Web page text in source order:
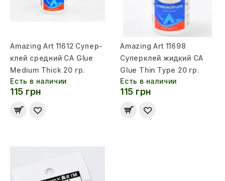
Amazing Art 11612 Супер-
клей средний CA Glue
Medium Thick 20 гр.
Есть в наличии
115 грн
Amazing Art 11698
Суперклей жидкий CA
Glue Thin Type 20 гр.
Есть в наличии
115 грн